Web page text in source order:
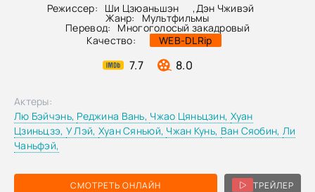
Режиссер:
Ши Цзюаньшэн ,Дэн Чживэй
Жанр: Мультфильмы
Перевод:
Многоголосый закадровый
Качество:
WEB-DLRip
7.7 8.0
СМОТРЕТЬ ОНЛАЙН ТРЕЙЛЕР
Актеры:
Лю Бэйчэнь, Реджина Вань, Чжао Цяньцзин, Хуан
Цзиньцзэ, У Лэй, Хуан Сяньюй, Чжан Кунь, Ван Сяобин, Ли
Чаньфэй,